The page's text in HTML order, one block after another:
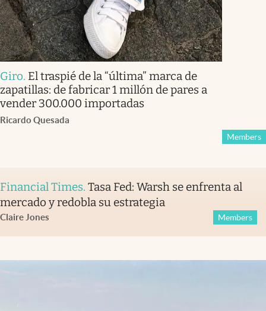
Giro. El traspié de la “última” marca de
zapatillas: de fabricar 1 millón de pares a
vender 300.000 importadas
Ricardo Quesada
Members
Financial Times. Tasa Fed: Warsh se enfrenta al
mercado y redobla su estrategia
Claire Jones Members